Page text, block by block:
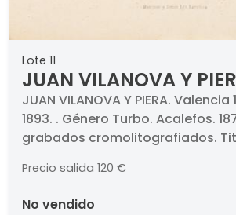
Lote 11
JUAN VILANOVA Y
Género Turbo
JUAN VILANOVA Y PIERA.
1893. . Género Turbo. Acalefos.
grabados cromolitografiados.
Con paspartú. . Proceden de la
Natural", Montaner y Simón, 1876.
Precio salida 120 €
no vendido